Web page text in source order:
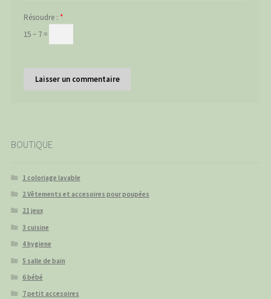
Résoudre : *
15 − 7 =
BOUTIQUE
1 coloriage lavable
2 Vêtements et accesoires pour poupées
21 jeux
3 cuisine
4 hygiene
5 salle de bain
6 bébé
7 petit accesoires